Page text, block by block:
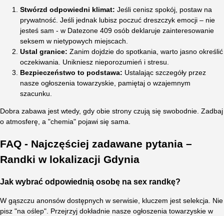
Stwórzd odpowiedni klimat: Jeśli cenisz spokój, postaw na
prywatność. Jeśli jednak lubisz poczuć dreszczyk emocji – nie
jesteś sam - w Datezone 409 osób deklaruje zainteresowanie
seksem w nietypowych miejscach.
Ustal granice: Zanim dojdzie do spotkania, warto jasno określić
oczekiwania. Unikniesz nieporozumień i stresu.
Bezpieczeństwo to podstawa: Ustalając szczegóły przez
nasze ogłoszenia towarzyskie, pamiętaj o wzajemnym
szacunku.
Dobra zabawa jest wtedy, gdy obie strony czują się swobodnie. Zadbaj
o atmosferę, a "chemia" pojawi się sama.
FAQ - Najczęściej zadawane pytania –
Randki w lokalizacji Gdynia
Jak wybrać odpowiednią osobę na sex randkę?
W gąszczu anonsów dostępnych w serwisie, kluczem jest selekcja. Nie
pisz "na oślep". Przejrzyj dokładnie nasze ogłoszenia towarzyskie w